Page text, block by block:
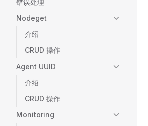
错误处理
Nodeget
介绍
CRUD 操作
Agent UUID
介绍
CRUD 操作
Monitoring